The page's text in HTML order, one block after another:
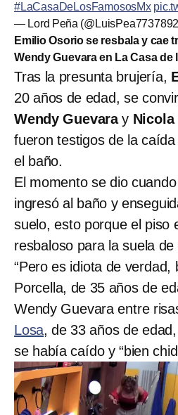
#LaCasaDeLosFamososMx
— Lord Peña
Emilio Osorio se resbala y cae
Wendy Guevara en La Casa
Tras la presunta brujería,
20 años de edad, se
Wendy Guevaray Nicola
fueron testigos de la
el baño.
El momento se dio cuando
ingresó al baño y
suelo, esto porque el piso
resbaloso para la suela
“Pero es idiota de verdad,
Porcella, de 35 años de
Wendy Guevara entre
Losa, de 33 años de
se había caído y “bien